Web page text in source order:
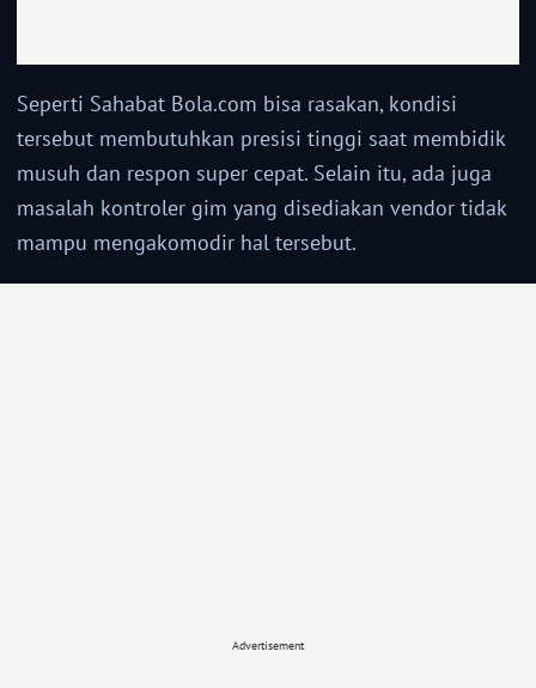
Seperti Sahabat Bola.com bisa rasakan, kondisi
tersebut membutuhkan presisi tinggi saat membidik
musuh dan respon super cepat. Selain itu, ada juga
masalah kontroler gim yang disediakan vendor tidak
mampu mengakomodir hal tersebut.
Advertisement